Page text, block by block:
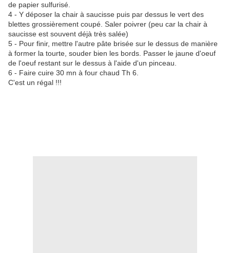
de papier sulfurisé.
4 - Y déposer la chair à saucisse puis par dessus le vert des
blettes grossièrement coupé. Saler poivrer (peu car la chair à
saucisse est souvent déjà très salée)
5 - Pour finir, mettre l'autre pâte brisée sur le dessus de manière
à former la tourte, souder bien les bords. Passer le jaune d'oeuf
de l'oeuf restant sur le dessus à l'aide d'un pinceau.
6 - Faire cuire 30 mn à four chaud Th 6.
C'est un régal !!!